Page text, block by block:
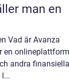
man en
Vad är Avanza
en
andra finansiella